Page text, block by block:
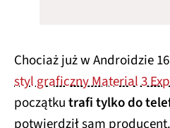
Chociaż już w Androidzie 16
styl graficzny Material 3
początkutrafi tylko do